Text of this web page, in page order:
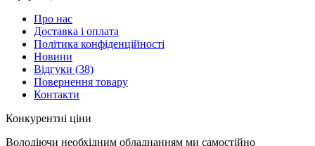
Про нас
Доставка і оплата
Політика конфіденційності
Новини
Відгуки (38)
Повернення товару
Контакти
Конкурентні ціни
Володіючи необхідним обладнанням ми самостійно